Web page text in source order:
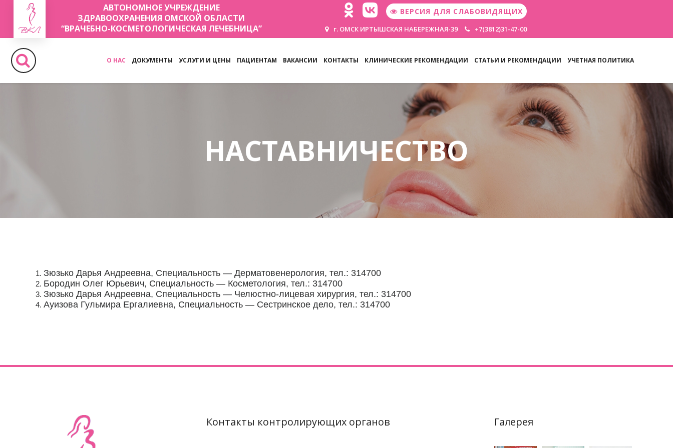
АВТОНОМНОЕ УЧРЕЖДЕНИЕ
ЗДРАВООХРАНЕНИЯ ОМСКОЙ ОБЛАСТИ
“ВРАЧЕБНО-КОСМЕТОЛОГИЧЕСКАЯ ЛЕЧЕБНИЦА”
ВЕРСИЯ ДЛЯ СЛАБОВИДЯЩИХ
г. ОМСК ИРТЫШСКАЯ НАБЕРЕЖНАЯ-39 +7(3812)31-47-00
О НАС ДОКУМЕНТЫ УСЛУГИ И ЦЕНЫ ПАЦИЕНТАМ ВАКАНСИИ КОНТАКТЫ КЛИНИЧЕСКИЕ РЕКОМЕНДАЦИИ СТАТЬИ И РЕКОМЕНДАЦИИ УЧЕТНАЯ ПОЛИТИКА
НАСТАВНИЧЕСТВО
Зюзько Дарья Андреевна, Специальность — Дерматовенерология, тел.: 314700
Бородин Олег Юрьевич, Специальность — Косметология, тел.: 314700
Зюзько Дарья Андреевна, Специальность — Челюстно-лицевая хирургия, тел.: 314700
Ауизова Гульмира Ергалиевна, Специальность — Сестринское дело, тел.: 314700
Контакты контролирующих органов Галерея